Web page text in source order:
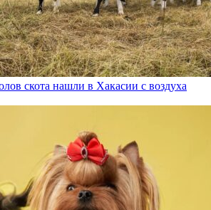
скота нашли в Хакасии с воздуха